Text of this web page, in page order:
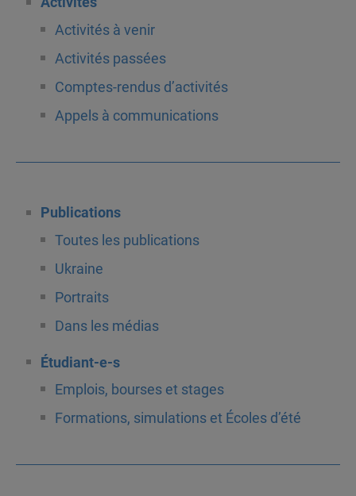
Activités à venir
Activités passées
Comptes-rendus d’activités
Appels à communications
Publications
Toutes les publications
Ukraine
Portraits
Dans les médias
Étudiant-e-s
Emplois, bourses et stages
Formations, simulations et Écoles d’été